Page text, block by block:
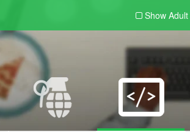
Show Adult